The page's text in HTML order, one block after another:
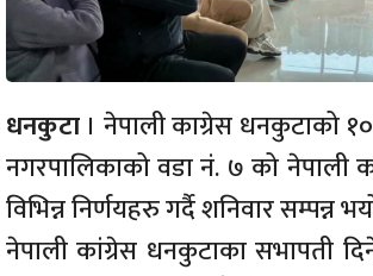
धनकुटा। नेपाली काग्रेस धनकुटाको
नगरपालिकाको वडा नं. ७ को नेपाली
विभिन्न निर्णयहरु गर्दै शनिवार सम्पन्न
नेपाली कांग्रेस धनकुटाका सभापती